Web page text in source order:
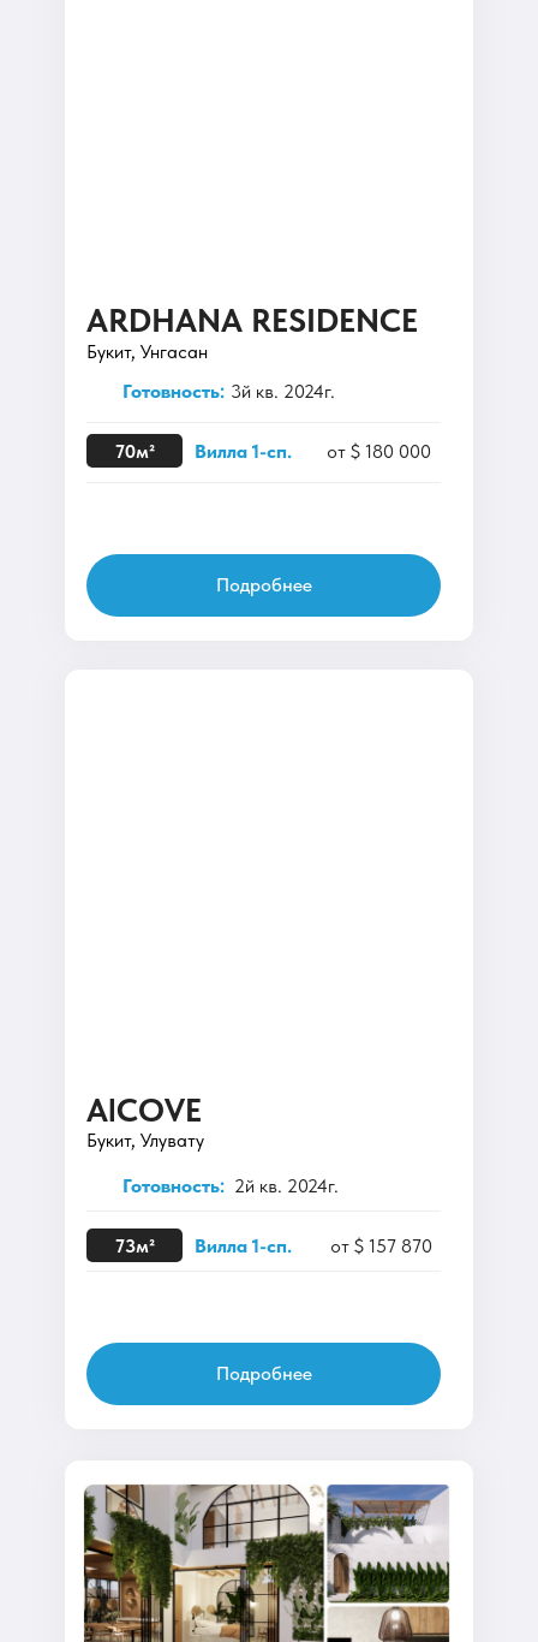
AlCOVE
Букит, Улувату
Готовность: 2й кв. 2024г.
73м² Вилла 1-сп. от $ 157 870
Подробнее
ARDHANA RESIDENCE
Букит, Унгасан
Готовность: 3й кв. 2024г.
70м² Вилла 1-сп. от $ 180 000
Подробнее